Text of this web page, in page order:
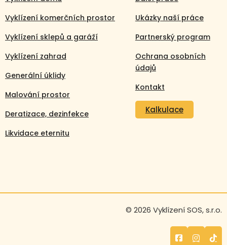
Vyklízení komerčních prostor
Vyklízení sklepů a garáží
Vyklízení zahrad
Generální úklidy
Malování prostor
Deratizace, dezinfekce
Likvidace eternitu
Ukázky naší práce
Partnerský program
Ochrana osobních
údajů
Kontakt
Kalkulace
© 2026 Vyklízení SOS, s.r.o.